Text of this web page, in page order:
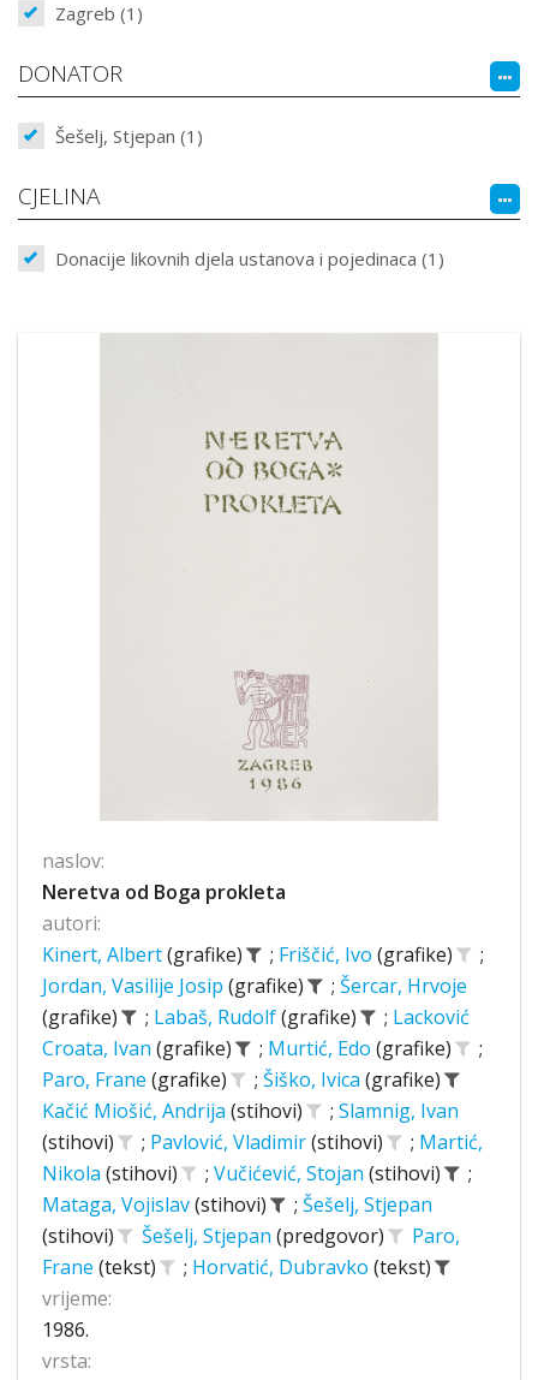
Zagreb (1)
DONATOR
Šešelj, Stjepan (1)
CJELINA
Donacije likovnih djela ustanova i pojedinaca (1)
naslov:
Neretva od Boga prokleta
autori:
Kinert, Albert(grafike) ; Friščić, Ivo (grafike)
;
Jordan, Vasilije Josip (grafike) ; Šercar, Hrvoje
(grafike)
; Labaš, Rudolf(grafike) ; Lacković
Croata, Ivan (grafike) ; Murtić, Edo (grafike)
;
Paro, Frane (grafike) ; Šiško, Ivica (grafike)
Kačić Miošić, Andrija (stihovi) ; Slamnig, Ivan
(stihovi)
; Pavlović, Vladimir(stihovi) ; Martić,
Nikola (stihovi) ; Vučićević, Stojan (stihovi)
;
Mataga, Vojislav(stihovi) ; Šešelj, Stjepan
(stihovi)
Šešelj, Stjepan (predgovor)
Paro,
Frane (tekst) ; Horvatić, Dubravko (tekst)
vrijeme:
1986.
vrsta: